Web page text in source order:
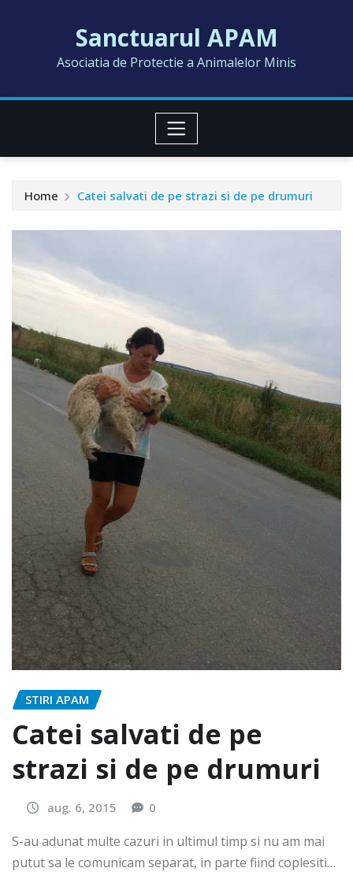
Sanctuarul APAM
Asociatia de Protectie a Animalelor Minis
Home Catei salvati de pe strazi si de pe drumuri
STIRI APAM
Catei salvati de pe
strazi si de pe drumuri
aug. 6, 2015 0
S-au adunat multe cazuri in ultimul timp si nu am mai
putut sa le comunicam separat, in parte fiind coplesiti…